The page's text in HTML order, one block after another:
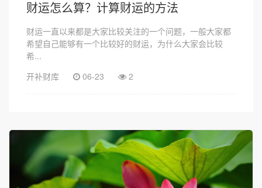
财运怎么算？计算财运的方法
财运一直以来都是大家比较关注的一个问题，一般大家都
希望自己能够有一个比较好的财运，为什么大家会比较
希...
开补财库
06-23 2